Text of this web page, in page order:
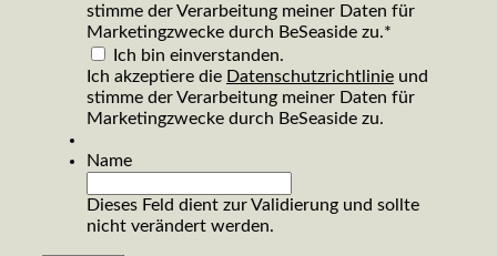
stimme der Verarbeitung meiner Daten für
Marketingzwecke durch BeSeaside zu.*
Ich bin einverstanden.
Ich akzeptiere die Datenschutzrichtlinie und
stimme der Verarbeitung meiner Daten für
Marketingzwecke durch BeSeaside zu.
Name
Dieses Feld dient zur Validierung und sollte
nicht verändert werden.